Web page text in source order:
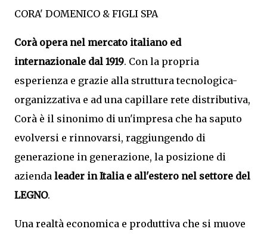
CORA' DOMENICO & FIGLI SPA
Corà opera nel mercato italiano ed
internazionale dal 1919. Con la propria
esperienza e grazie alla struttura tecnologica-
organizzativa e ad una capillare rete distributiva,
Corà è il sinonimo di un'impresa che ha saputo
evolversi e rinnovarsi, raggiungendo di
generazione in generazione, la posizione di
azienda leader in Italia e all'estero nel settore del
LEGNO.
Una realtà economica e produttiva che si muove